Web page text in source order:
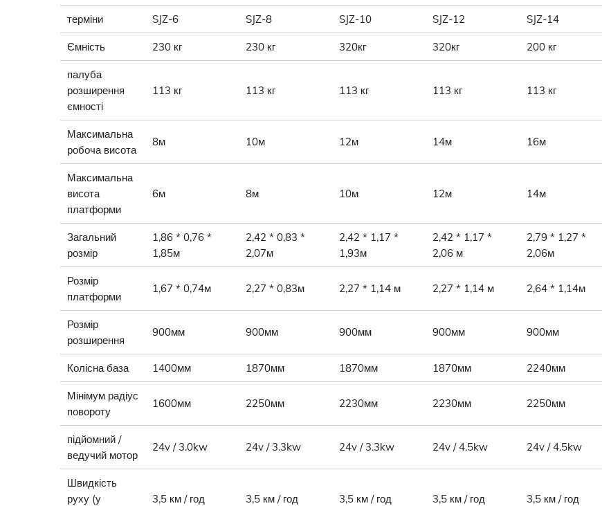
терміни SJZ-6 SJZ-8 SJZ-10 SJZ-12 SJZ-14
Ємність 230 кг 230 кг 320кг 320кг 200 кг
палуба
розширення
ємності
113 кг 113 кг 113 кг 113 кг 113 кг
Максимальна
робоча висота
8м 10м 12м 14м 16м
Максимальна
висота
платформи
6м 8м 10м 12м 14м
Загальний
розмір
1,86 * 0,76 *
1,85м
2,42 * 0,83 *
2,07м
2,42 * 1,17 *
1,93м
2,42 * 1,17 *
2,06 м
2,79 * 1,27 *
2,06м
Розмір
платформи
1,67 * 0,74м 2,27 * 0,83м 2,27 * 1,14 м 2,27 * 1,14 м 2,64 * 1,14м
Розмір
розширення
900мм 900мм 900мм 900мм 900мм
Колісна база 1400мм 1870мм 1870мм 1870мм 2240мм
Мінімум радіус
повороту
1600мм 2250мм 2230мм 2230мм 2250мм
підйомний /
ведучий мотор
24v / 3.0kw 24v / 3.3kw 24v / 3.3kw 24v / 4.5kw 24v / 4.5kw
Швидкість
руху (у
3,5 км / год 3,5 км / год 3,5 км / год 3,5 км / год 3,5 км / год